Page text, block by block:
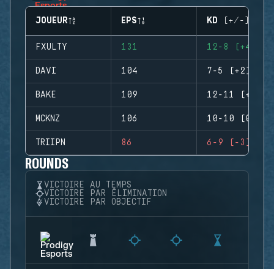
JOUEUR EPS KD (+/-)
FXULTY 131 12-8 (+4)
DAVI 104 7-5 (+2)
BAKE 109 12-11 (+1)
MCKNZ 106 10-10 (0)
TRIIPN 86 6-9 (-3)
ROUNDS
VICTOIRE AU TEMPS
VICTOIRE PAR ÉLIMINATION
VICTOIRE PAR OBJECTIF